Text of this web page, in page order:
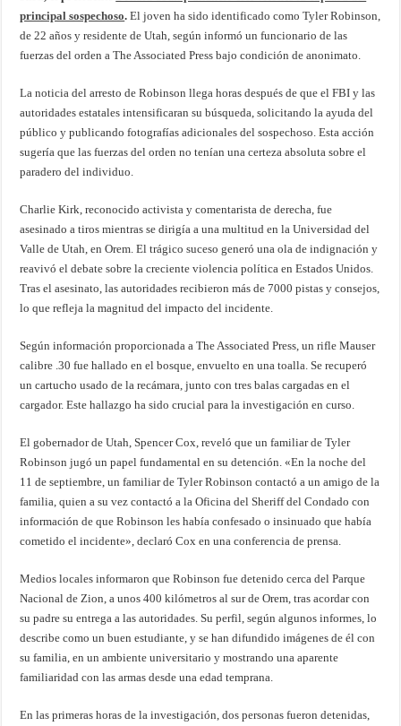
principal sospechoso. El joven ha sido identificado como Tyler Robinson,
de 22 años y residente de Utah, según informó un funcionario de las
fuerzas del orden a The Associated Press bajo condición de anonimato.
La noticia del arresto de Robinson llega horas después de que el FBI y las
autoridades estatales intensificaran su búsqueda, solicitando la ayuda del
público y publicando fotografías adicionales del sospechoso. Esta acción
sugería que las fuerzas del orden no tenían una certeza absoluta sobre el
paradero del individuo.
Charlie Kirk, reconocido activista y comentarista de derecha, fue
asesinado a tiros mientras se dirigía a una multitud en la Universidad del
Valle de Utah, en Orem. El trágico suceso generó una ola de indignación y
reavivó el debate sobre la creciente violencia política en Estados Unidos.
Tras el asesinato, las autoridades recibieron más de 7000 pistas y consejos,
lo que refleja la magnitud del impacto del incidente.
Según información proporcionada a The Associated Press, un rifle Mauser
calibre .30 fue hallado en el bosque, envuelto en una toalla. Se recuperó
un cartucho usado de la recámara, junto con tres balas cargadas en el
cargador. Este hallazgo ha sido crucial para la investigación en curso.
El gobernador de Utah, Spencer Cox, reveló que un familiar de Tyler
Robinson jugó un papel fundamental en su detención. «En la noche del
11 de septiembre, un familiar de Tyler Robinson contactó a un amigo de la
familia, quien a su vez contactó a la Oficina del Sheriff del Condado con
información de que Robinson les había confesado o insinuado que había
cometido el incidente», declaró Cox en una conferencia de prensa.
Medios locales informaron que Robinson fue detenido cerca del Parque
Nacional de Zion, a unos 400 kilómetros al sur de Orem, tras acordar con
su padre su entrega a las autoridades. Su perfil, según algunos informes, lo
describe como un buen estudiante, y se han difundido imágenes de él con
su familia, en un ambiente universitario y mostrando una aparente
familiaridad con las armas desde una edad temprana.
En las primeras horas de la investigación, dos personas fueron detenidas,